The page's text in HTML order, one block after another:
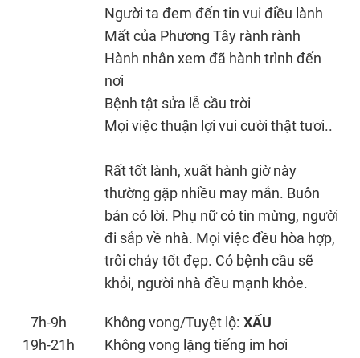
Người ta đem đến tin vui điều lành
Mất của Phương Tây rành rành
Hành nhân xem đã hành trình đến
nơi
Bệnh tật sửa lễ cầu trời
Mọi việc thuận lợi vui cười thật tươi..
Rất tốt lành, xuất hành giờ này
thường gặp nhiều may mắn. Buôn
bán có lời. Phụ nữ có tin mừng, người
đi sắp về nhà. Mọi việc đều hòa hợp,
trôi chảy tốt đẹp. Có bệnh cầu sẽ
khỏi, người nhà đều mạnh khỏe.
7h-9h
19h-21h
Không vong/Tuyệt lộ: XẤU
Không vong lặng tiếng im hơi